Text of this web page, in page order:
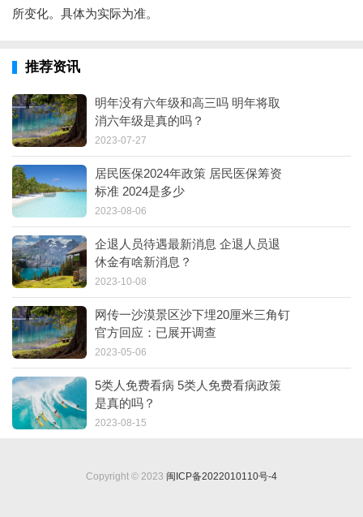
所变化。具体为实际为准。
推荐资讯
明年没有六年级和高三吗 明年将取
消六年级是真的吗？
2023-07-27
居民医保2024年政策 居民医保筹资
标准 2024是多少
2023-08-06
企退人员待遇最新消息 企退人员退
休金有啥新消息？
2023-10-08
网传一沙漠景区沙下埋20厘米三角钉
官方回应：已展开调查
2023-05-06
5类人免费看病 5类人免费看病政策
是真的吗？
2023-08-15
Copyright © 2023 闽ICP备2022010110号-4